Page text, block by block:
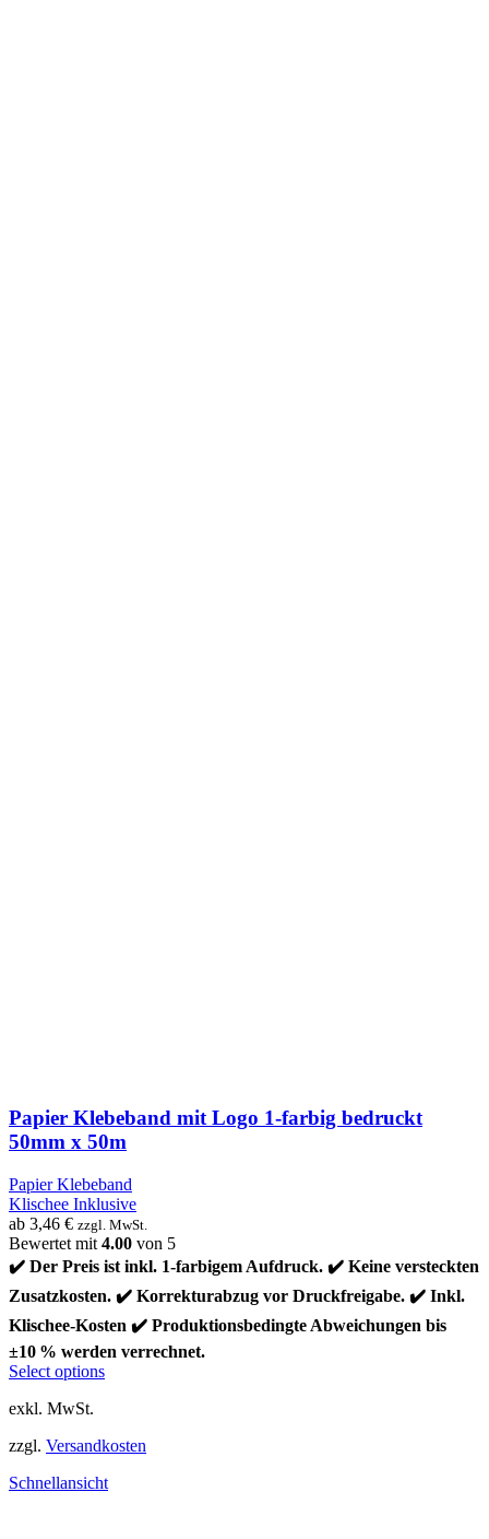
Papier Klebeband mit Logo 1-farbig bedruckt
50mm x 50m
Papier Klebeband
Klischee Inklusive
ab 3,46 € zzgl. MwSt.
Bewertet mit 4.00 von 5
✔️ Der Preis ist inkl. 1-farbigem Aufdruck. ✔️ Keine versteckten
Zusatzkosten. ✔️ Korrekturabzug vor Druckfreigabe. ✔️ Inkl.
Klischee-Kosten ✔️ Produktionsbedingte Abweichungen bis
±10 % werden verrechnet.
Select options
exkl. MwSt.
zzgl. Versandkosten
Schnellansicht